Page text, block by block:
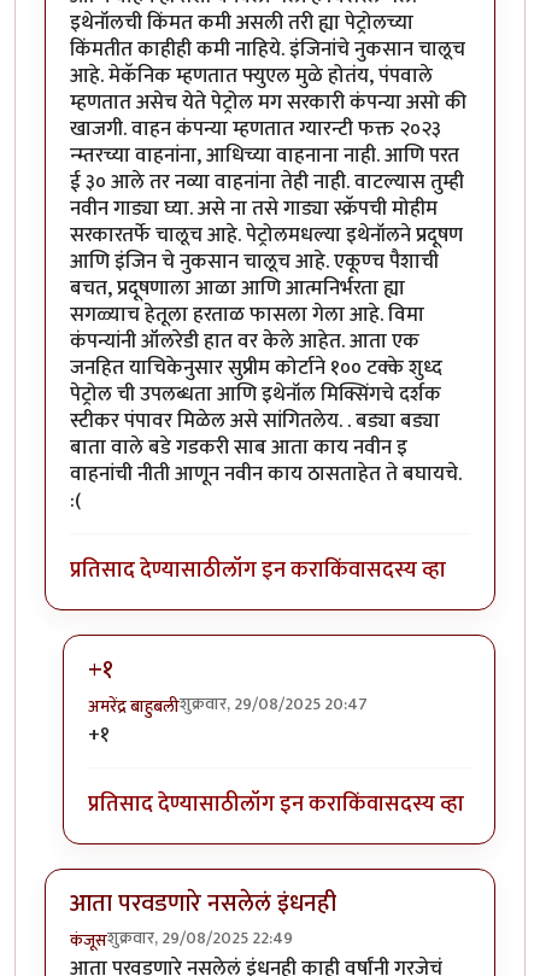
इथेनॉलची किंमत कमी असली तरी ह्या पेट्रोलच्या
किंमतीत काहीही कमी नाहिये. इंजिनांचे नुकसान चालूच
आहे. मेकॅनिक म्हणतात फ्युएल मुळे होतंय, पंपवाले
म्हणतात असेच येते पेट्रोल मग सरकारी कंपन्या असो की
खाजगी. वाहन कंपन्या म्हणतात ग्यारन्टी फक्त २०२३
न्म्तरच्या वाहनांना, आधिच्या वाहनाना नाही. आणि परत
ई ३० आले तर नव्या वाहनांना तेही नाही. वाटल्यास तुम्ही
नवीन गाड्या घ्या. असे ना तसे गाड्या स्क्रॅपची मोहीम
सरकारतर्फे चालूच आहे. पेट्रोलमधल्या इथेनॉलने प्रदूषण
आणि इंजिन चे नुकसान चालूच आहे. एकूण्च पैशाची
बचत, प्रदूषणाला आळा आणि आत्मनिर्भरता ह्या
सगळ्याच हेतूला हरताळ फासला गेला आहे. विमा
कंपन्यांनी ऑलरेडी हात वर केले आहेत. आता एक
जनहित याचिकेनुसार सुप्रीम कोर्टाने १०० टक्के शुध्द
पेट्रोल ची उपलब्धता आणि इथेनॉल मिक्सिंगचे दर्शक
स्टीकर पंपावर मिळेल असे सांगितलेय. . बड्या बड्या
बाता वाले बडे गडकरी साब आता काय नवीन इ
वाहनांची नीती आणून नवीन काय ठासताहेत ते बघायचे.
:(
प्रतिसाद देण्यासाठीलॉग इन कराकिंवासदस्य व्हा
+१
अमरेंद्र बाहुबलीशुक्रवार, 29/08/2025 20:47
In reply to
+१
प्रतिसाद देण्यासाठीलॉग इन कराकिंवासदस्य व्हा
आता परवडणारे नसलेलं इंधनही
कंजूसशुक्रवार, 29/08/2025 22:49
आता परवडणारे नसलेलं इंधनही काही वर्षांनी गरजेचं